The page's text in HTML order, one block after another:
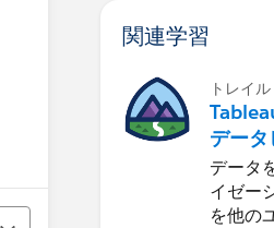
関連学習
トレイル
データ
ゼーシ
る
データ
イゼー
を他の